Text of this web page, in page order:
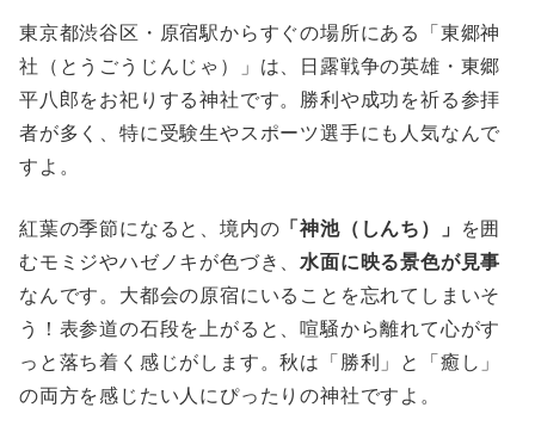
東京都渋谷区・原宿駅からすぐの場所にある「東郷神
社（とうごうじんじゃ）」は、日露戦争の英雄・東郷
平八郎をお祀りする神社です。勝利や成功を祈る参拝
者が多く、特に受験生やスポーツ選手にも人気なんで
すよ。
紅葉の季節になると、境内の 「神池（しんち）」
を囲
むモミジやハゼノキが色づき、 水面に映る景色が見事
なんです。大都会の原宿にいることを忘れてしまいそ
う！表参道の石段を上がると、喧騒から離れて心がす
っと落ち着く感じがします。秋は「勝利」と「癒し」
の両方を感じたい人にぴったりの神社ですよ。